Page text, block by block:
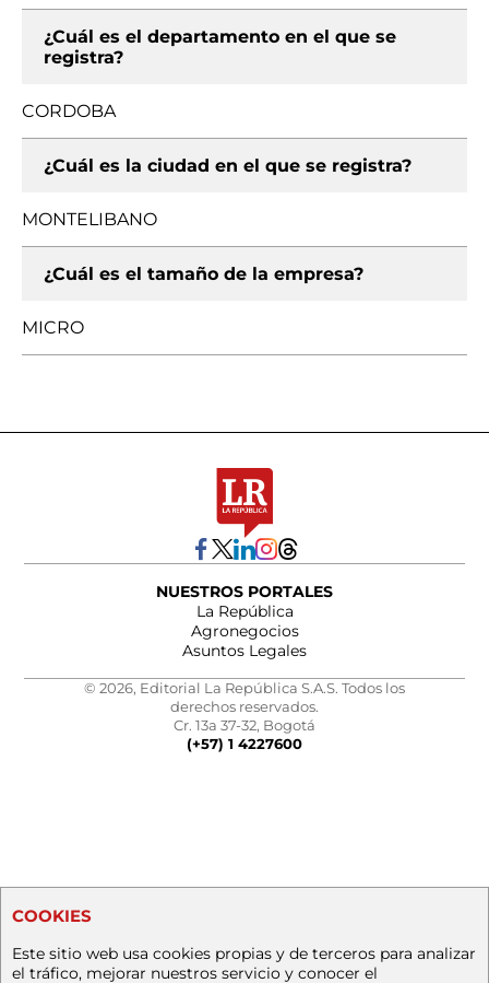
¿Cuál es el departamento en el que se
registra?
CORDOBA
¿Cuál es la ciudad en el que se registra?
MONTELIBANO
¿Cuál es el tamaño de la empresa?
MICRO
NUESTROS PORTALES
La República
Agronegocios
Asuntos Legales
© 2026, Editorial La República S.A.S. Todos los
derechos reservados.
Cr. 13a 37-32, Bogotá
(+57) 1 4227600
COOKIES
Este sitio web usa cookies propias y de terceros para analizar
el tráfico, mejorar nuestros servicio y conocer el